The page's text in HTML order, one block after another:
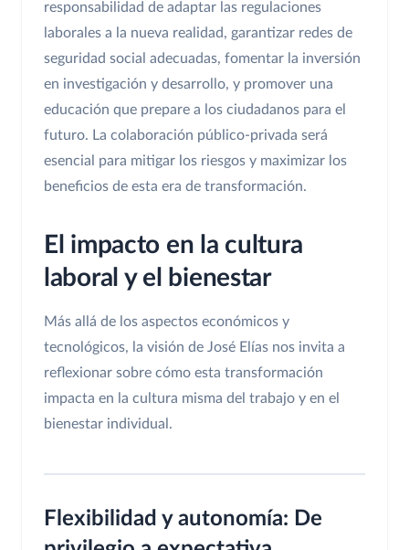
responsabilidad de adaptar las regulaciones
laborales a la nueva realidad, garantizar redes de
seguridad social adecuadas, fomentar la inversión
en investigación y desarrollo, y promover una
educación que prepare a los ciudadanos para el
futuro. La colaboración público-privada será
esencial para mitigar los riesgos y maximizar los
beneficios de esta era de transformación.
El impacto en la cultura
laboral y el bienestar
Más allá de los aspectos económicos y
tecnológicos, la visión de José Elías nos invita a
reflexionar sobre cómo esta transformación
impacta en la cultura misma del trabajo y en el
bienestar individual.
Flexibilidad y autonomía: De